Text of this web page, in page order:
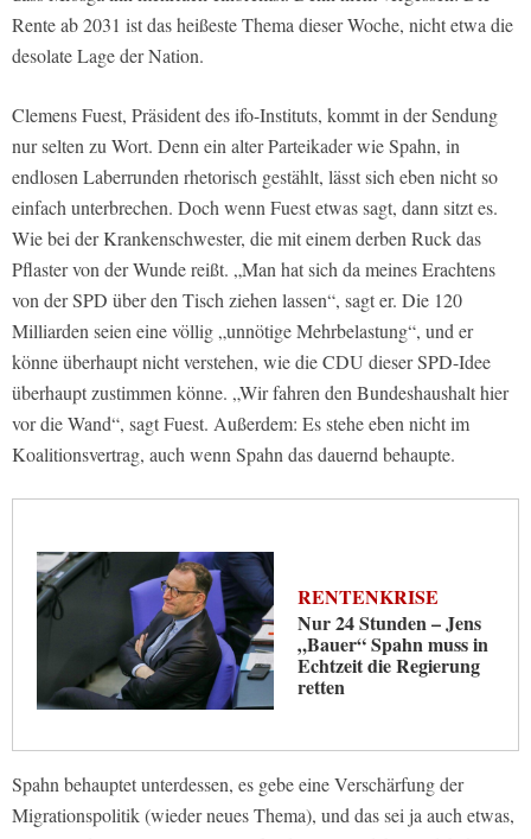
Rente ab 2031 ist das heißeste Thema dieser Woche, nicht etwa die
desolate Lage der Nation.
Clemens Fuest, Präsident des ifo-Instituts, kommt in der Sendung
nur selten zu Wort. Denn ein alter Parteikader wie Spahn, in
endlosen Laberrunden rhetorisch gestählt, lässt sich eben nicht so
einfach unterbrechen. Doch wenn Fuest etwas sagt, dann sitzt es.
Wie bei der Krankenschwester, die mit einem derben Ruck das
Pflaster von der Wunde reißt. „Man hat sich da meines Erachtens
von der SPD über den Tisch ziehen lassen“, sagt er. Die 120
Milliarden seien eine völlig „unnötige Mehrbelastung“, und er
könne überhaupt nicht verstehen, wie die CDU dieser SPD-Idee
überhaupt zustimmen könne. „Wir fahren den Bundeshaushalt hier
vor die Wand“, sagt Fuest. Außerdem: Es stehe eben nicht im
Koalitionsvertrag, auch wenn Spahn das dauernd behaupte.
RENTENKRISE
Nur 24 Stunden – Jens
„Bauer“ Spahn muss in
Echtzeit die Regierung
retten
Spahn behauptet unterdessen, es gebe eine Verschärfung der
Migrationspolitik (wieder neues Thema), und das sei ja auch etwas,